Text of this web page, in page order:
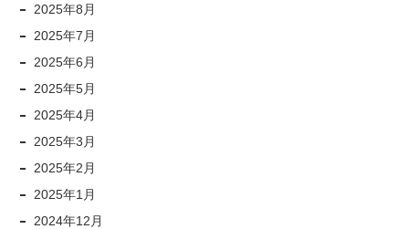
2025年8月
2025年7月
2025年6月
2025年5月
2025年4月
2025年3月
2025年2月
2025年1月
2024年12月